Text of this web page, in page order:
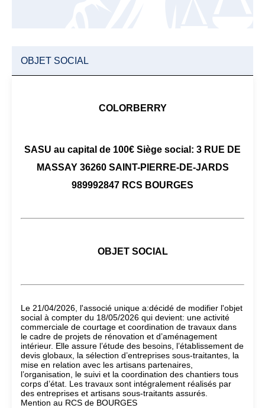
OBJET SOCIAL
COLORBERRY
SASU au capital de 100€ Siège social: 3 RUE DE
MASSAY 36260 SAINT-PIERRE-DE-JARDS
989992847 RCS BOURGES
OBJET SOCIAL
Le 21/04/2026, l'associé unique a:décidé de modifier l'objet
social à compter du 18/05/2026 qui devient: une activité
commerciale de courtage et coordination de travaux dans
le cadre de projets de rénovation et d’aménagement
intérieur. Elle assure l’étude des besoins, l’établissement de
devis globaux, la sélection d’entreprises sous-traitantes, la
mise en relation avec les artisans partenaires,
l’organisation, le suivi et la coordination des chantiers tous
corps d’état. Les travaux sont intégralement réalisés par
des entreprises et artisans sous-traitants assurés.
Mention au RCS de BOURGES